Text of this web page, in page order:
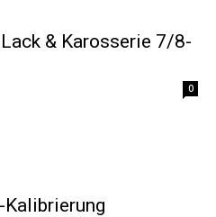
& Karosserie 7/8-
0